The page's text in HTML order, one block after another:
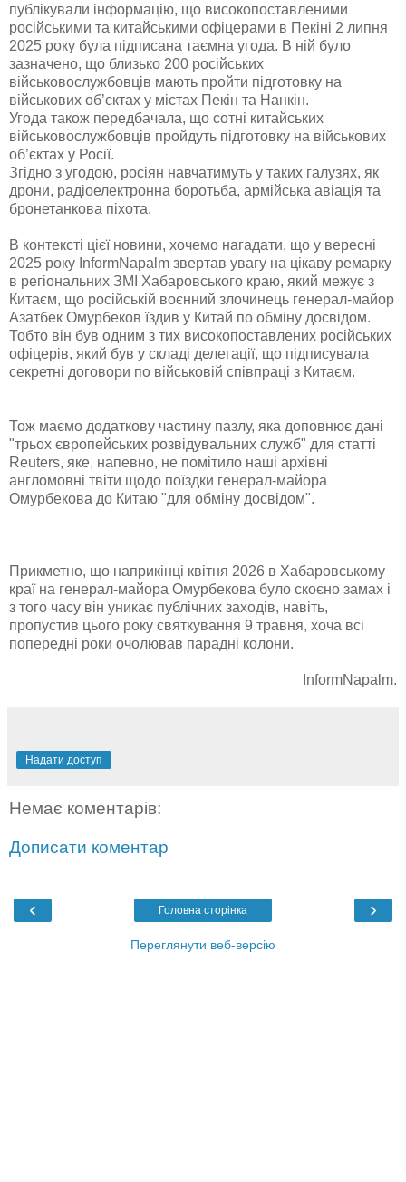
публікували інформацію, що високопоставленими
російськими та китайськими офіцерами в Пекіні 2 липня
2025 року була підписана таємна угода. В ній було
зазначено, що близько 200 російських
військовослужбовців мають пройти підготовку на
військових об’єктах у містах Пекін та Нанкін.
Угода також передбачала, що сотні китайських
військовослужбовців пройдуть підготовку на військових
об’єктах у Росії.
Згідно з угодою, росіян навчатимуть у таких галузях, як
дрони, радіоелектронна боротьба, армійська авіація та
бронетанкова піхота.
В контексті цієї новини, хочемо нагадати, що у вересні
2025 року InformNapalm звертав увагу на цікаву ремарку
в регіональних ЗМІ Хабаровського краю, який межує з
Китаєм, що російській воєнний злочинець генерал-майор
Азатбек Омурбеков їздив у Китай по обміну досвідом.
Тобто він був одним з тих високопоставлених російських
офіцерів, який був у складі делегації, що підписувала
секретні договори по військовій співпраці з Китаєм.
Тож маємо додаткову частину пазлу, яка доповнює дані
"трьох європейських розвідувальних служб" для статті
Reuters, яке, напевно, не помітило наші архівні
англомовні твіти щодо поїздки генерал-майора
Омурбекова до Китаю "для обміну досвідом".
Прикметно, що наприкінці квітня 2026 в Хабаровському
краї на генерал-майора Омурбекова було скоєно замах і
з того часу він уникає публічних заходів, навіть,
пропустив цього року святкування 9 травня, хоча всі
попередні роки очолював парадні колони.
InformNapalm.
Надати доступ
Немає коментарів:
Дописати коментар
‹ ›
Головна сторінка
Переглянути веб-версію